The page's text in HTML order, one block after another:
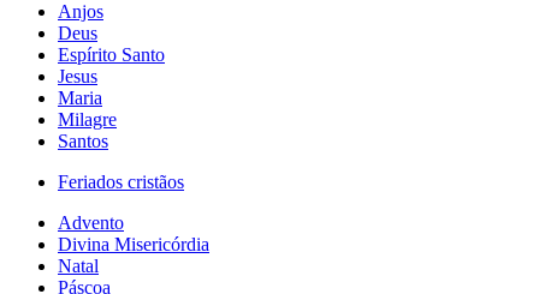
Anjos
Deus
Espírito Santo
Jesus
Maria
Milagre
Santos
Feriados cristãos
Advento
Divina Misericórdia
Natal
Páscoa